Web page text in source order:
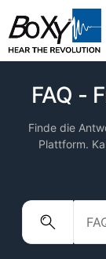
FAQ -
Finde die
Plattform.